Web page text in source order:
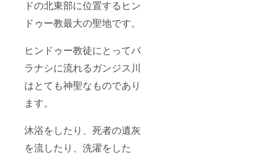
ドの北東部に位置するヒン
ドゥー教最大の聖地です。
ヒンドゥー教徒にとってバ
ラナシに流れるガンジス川
はとても神聖なものであり
ます。
沐浴をしたり、死者の遺灰
を流したり、洗濯をした